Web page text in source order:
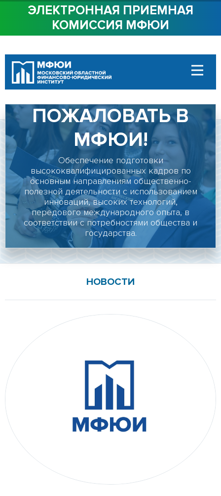
ЭЛЕКТРОННАЯ ПРИЕМНАЯ
КОМИССИЯ МФЮИ
ОБ ИНСТИТУТЕ
СТУДЕНТАМ
ДОСТУПНАЯ СРЕДА
СОТРУДНИЧЕСТВО
КОНТАКТЫ
Сведения об
образовательной
организации
Личный кабинет
Подать документы онлайн
Версия для слабовидящих
ДОБРО
ПОЖАЛОВАТЬ В
МФЮИ!
Обеспечение подготовки
высококвалифицированных кадров по
основным направлениям общественно-
полезной деятельности с использованием
инноваций, высоких технологий,
передового международного опыта, в
соответствии с потребностями общества и
государства.
НОВОСТИ